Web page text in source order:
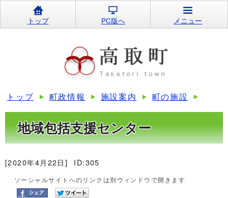
トップ PC版へ メニュー
トップ 町政情報 施設案内 町の施設
地域包括支援センター
[2020年4月22日] ID:305
ソーシャルサイトへのリンクは別ウィンドウで開きます